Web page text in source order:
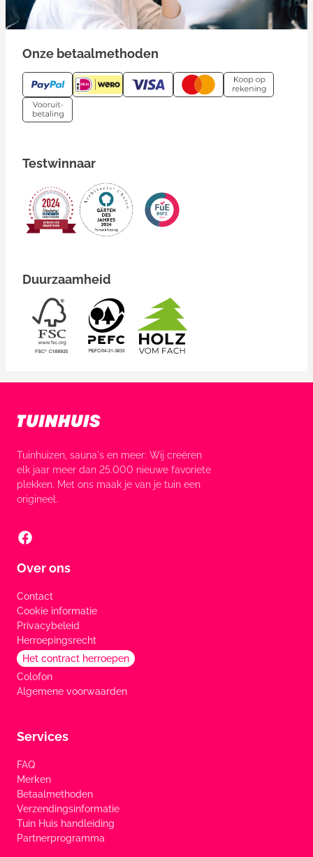
Onze betaalmethoden
Testwinnaar
Duurzaamheid
Tuinhuizen, sauna's en meer: Wij creëren
elk jaar meer dan 25.000 nieuwe favoriete
plekken. Met ons maak je van je tuin een
origineel.
Over ons
Contact
Cookie informatie
Privacybeleid
Herroepingsrecht
Het contract herroepen
Colofon
Algemene voorwaarden
Services
FAQ
Merken
Betaalmethoden
Verzendingsinformatie
Tuin Huis handleiding
Partnerprogramma